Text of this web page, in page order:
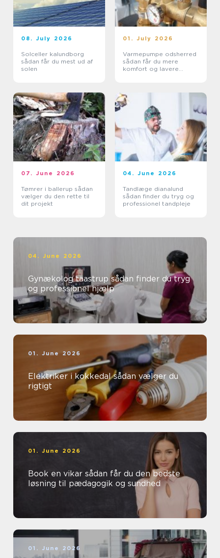
08. July 2026
Solceller kalundborg
sådan får du mest ud af
solen
01. July 2026
Varmepumpe odsherred
sådan får du mere
komfort og lavere
07. June 2026
Tømrer i ballerup sådan
vælger du den rette til
dit projekt
04. June 2026
Tandlæge dianalund
sådan finder du tryg og
professionel tandpleje
04. June 2026
Gynækolog taastrup sådan finder du tryg
og professionel hjælp
01. June 2026
Elektriker i kokkedal sådan vælger du
rigtigt
01. June 2026
Book en vikar sådan får du den bedste
løsning til pædagogik og sundhed
01. June 2026